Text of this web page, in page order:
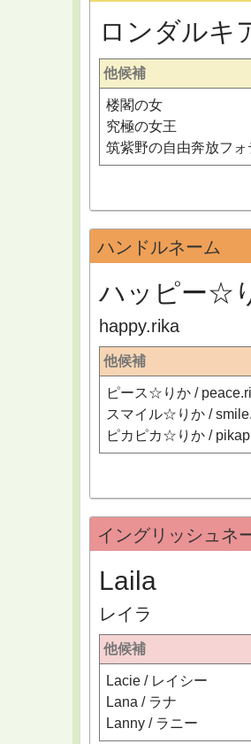
ロンダルキ
他候補
楼閣の女
究極の女王
筑紫野の自由奔放フォ
ハンドルネーム
ハッピー☆
happy.rika
他候補
ピース☆りか /
スマイル☆りか /
ピカピカ☆りか /
イングリッシュネ
Laila
レイラ
他候補
Lacie / レイシー
Lana / ラナ
Lanny / ラニー